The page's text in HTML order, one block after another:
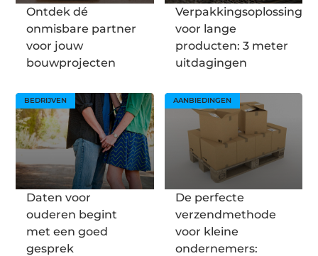
Ontdek dé
onmisbare partner
voor jouw
bouwprojecten
Verpakkingsoplossingen
voor lange
producten: 3 meter
uitdagingen
BEDRIJVEN
Daten voor
ouderen begint
met een goed
gesprek
AANBIEDINGEN
De perfecte
verzendmethode
voor kleine
ondernemers: